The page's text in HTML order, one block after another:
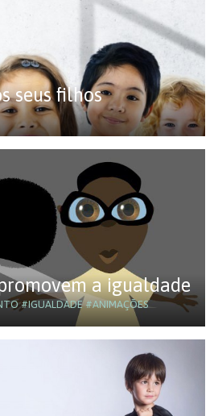
seus filhos
a igualdade
#IGUALDADE#ANIMAÇÕES